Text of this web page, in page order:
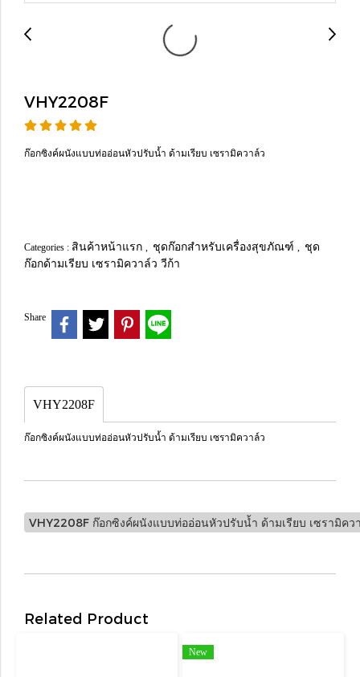
VHY2208F
ก๊อกซิงค์ผนังแบบท่ออ่อนหัวปรับน้ำ ด้ามเรียบ เซรามิควาล์ว
Categories : สินค้าหน้าแรก , ชุดก๊อกสำหรับเครื่องสุขภัณฑ์ , ชุด
ก๊อกด้ามเรียบ เซรามิควาล์ว วีก้า
Share
VHY2208F
ก๊อกซิงค์ผนังแบบท่ออ่อนหัวปรับน้ำ ด้ามเรียบ เซรามิควาล์ว
VHY2208F ก๊อกซิงค์ผนังแบบท่ออ่อนหัวปรับน้ำ ด้ามเรียบ เซรามิคว
Related Product
New